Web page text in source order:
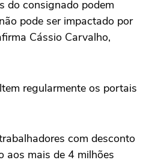
do consignado podem
pode ser impactado por
Cássio Carvalho,
regularmente os portais
com desconto
aos mais de 4 milhões